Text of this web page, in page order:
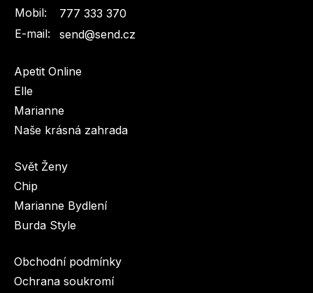
Mobil:
777 333 370
E-mail:
send@send.cz
Apetit Online
Elle
Marianne
Naše krásná zahrada
Svět Ženy
Chip
Marianne Bydlení
Burda Style
Obchodní podmínky
Ochrana soukromí